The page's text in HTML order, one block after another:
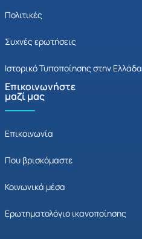
Πολιτικές
Συχνές ερωτήσεις
Ιστορικό Τυποποίησης στην Ελλάδα
Επικοινωνήστε
μαζί μας
Επικοινωνία
Που βρισκόμαστε
Κοινωνικά μέσα
Ερωτηματολόγιο ικανοποίησης